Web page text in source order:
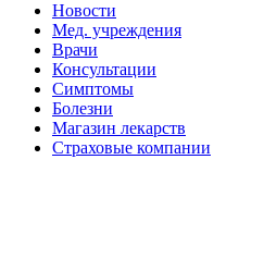
Новости
Мед. учреждения
Врачи
Консультации
Симптомы
Болезни
Магазин лекарств
Страховые компании